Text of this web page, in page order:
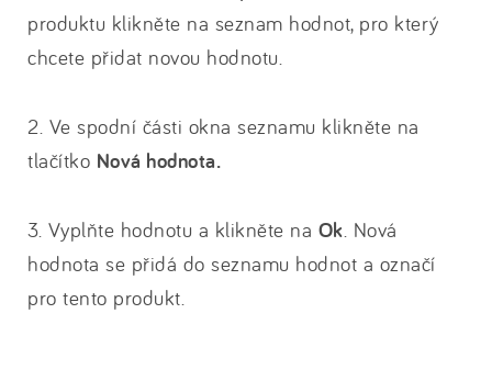
produktu klikněte na seznam hodnot, pro který
chcete přidat novou hodnotu.
2. Ve spodní části okna seznamu klikněte na
tlačítko Nová hodnota.
3. Vyplňte hodnotu a klikněte na Ok. Nová
hodnota se přidá do seznamu hodnot a označí
pro tento produkt.